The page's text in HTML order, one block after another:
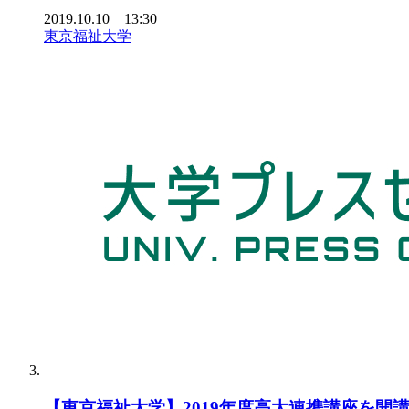
2019.10.10 13:30
東京福祉大学